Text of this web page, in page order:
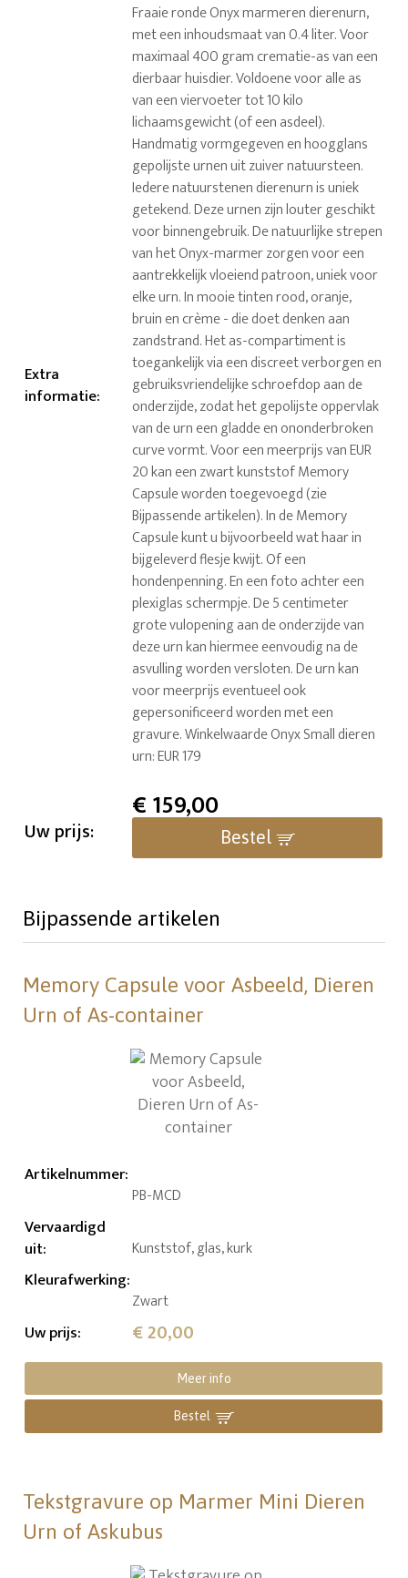
Extra
informatie:
Fraaie ronde Onyx marmeren dierenurn,
met een inhoudsmaat van 0.4 liter. Voor
maximaal 400 gram crematie-as van een
dierbaar huisdier. Voldoene voor alle as
van een viervoeter tot 10 kilo
lichaamsgewicht (of een asdeel).
Handmatig vormgegeven en hoogglans
gepolijste urnen uit zuiver natuursteen.
Iedere natuurstenen dierenurn is uniek
getekend. Deze urnen zijn louter geschikt
voor binnengebruik. De natuurlijke strepen
van het Onyx-marmer zorgen voor een
aantrekkelijk vloeiend patroon, uniek voor
elke urn. In mooie tinten rood, oranje,
bruin en crème - die doet denken aan
zandstrand. Het as-compartiment is
toegankelijk via een discreet verborgen en
gebruiksvriendelijke schroefdop aan de
onderzijde, zodat het gepolijste oppervlak
van de urn een gladde en ononderbroken
curve vormt. Voor een meerprijs van EUR
20 kan een zwart kunststof Memory
Capsule worden toegevoegd (zie
Bijpassende artikelen). In de Memory
Capsule kunt u bijvoorbeeld wat haar in
bijgeleverd flesje kwijt. Of een
hondenpenning. En een foto achter een
plexiglas schermpje. De 5 centimeter
grote vulopening aan de onderzijde van
deze urn kan hiermee eenvoudig na de
asvulling worden versloten. De urn kan
voor meerprijs eventueel ook
gepersonificeerd worden met een
gravure. Winkelwaarde Onyx Small dieren
urn: EUR 179
Uw prijs:
€159,00
Bestel
Bijpassende artikelen
Memory Capsule voor Asbeeld, Dieren
Urn of As-container
Artikelnummer:
PB-MCD
Vervaardigd
uit: Kunststof, glas, kurk
Kleurafwerking:
Zwart
Uw prijs: € 20,00
Meer info
Bestel
Tekstgravure op Marmer Mini Dieren
Urn of Askubus